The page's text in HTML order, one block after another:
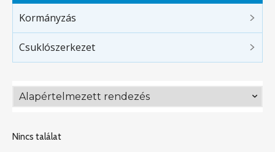
Kormányzás
Csuklószerkezet
Nincs találat